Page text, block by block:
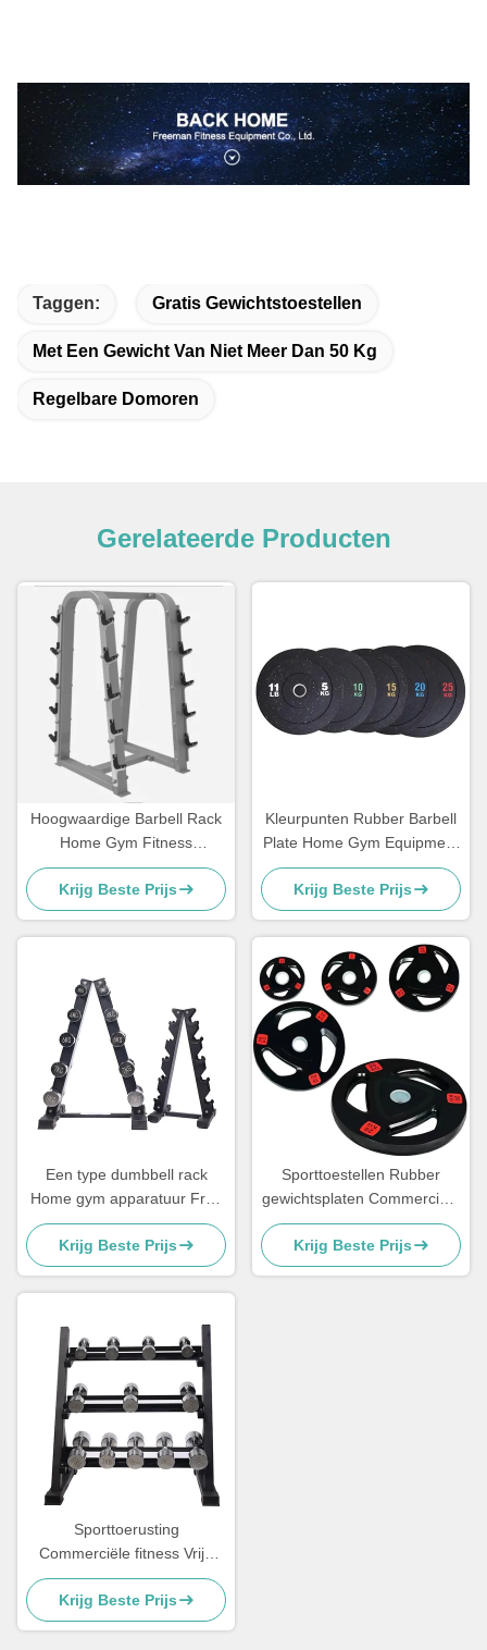
Taggen: Gratis Gewichtstoestellen
Met Een Gewicht Van Niet Meer Dan 50 Kg
Regelbare Domoren
Gerelateerde Producten
Hoogwaardige Barbell Rack
Home Gym Fitness
Equipment Oefening Spieren
Krijg Beste Prijs
Kleurpunten Rubber Barbell
Plate Home Gym Equipment
Bumper Gewichtsplaat
Krijg Beste Prijs
Een type dumbbell rack
Home gym apparatuur Free
Wights Racks
Krijg Beste Prijs
Sporttoestellen Rubber
gewichtsplaten Commerciële
vrije gewichten
Gewichtheffen
Krijg Beste Prijs
Sporttoerusting
Commerciële fitness Vrije
gewicht Rack Dumbbell Rack
3 Tier
Krijg Beste Prijs